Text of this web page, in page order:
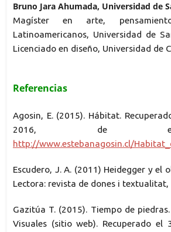
Bruno Jara Ahumada, Universidad de
Magíster en arte,
Latinoamericanos, Universidad de
Licenciado en diseño, Universidad de
Referencias
Agosin, E. (2015). Hábitat.
2016, de
http://www.estebanagosin.cl/
Escudero, J. A. (2011) Heidegger y el
Lectora: revista de dones i textualitat,
Gazitúa T. (2015). Tiempo de
Visuales (sitio web). Recuperado el